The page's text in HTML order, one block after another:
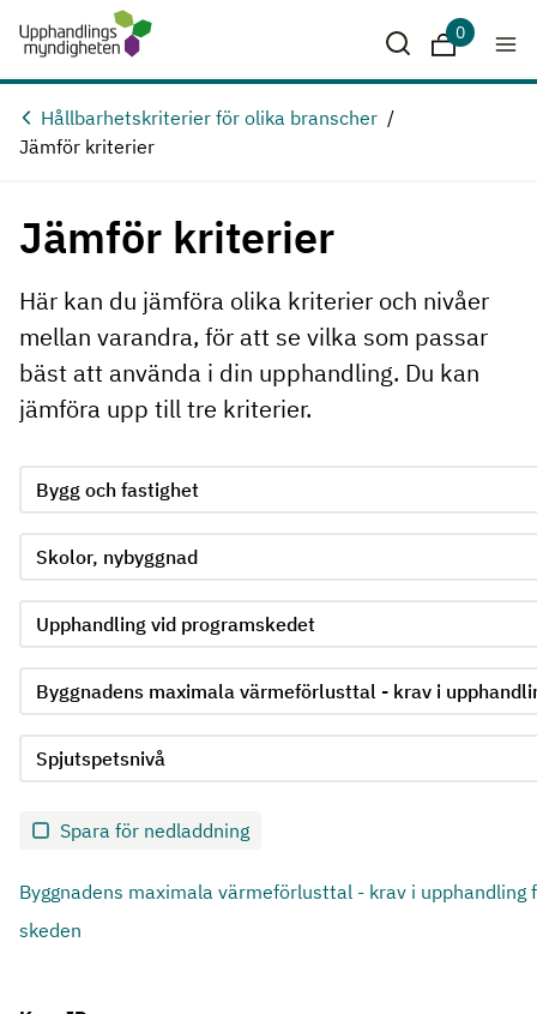
Hoppa till huvudinnehåll
Sparade
0
Hållbarhetskriterier för olika branscher
Jämför kriterier
Jämför kriterier
Här kan du jämföra olika kriterier och nivåer
mellan varandra, för att se vilka som passar
bäst att använda i din upphandling. Du kan
jämföra upp till tre kriterier.
Jämför kriterie 1, formuläret skickas in automatiskt när
Välj område för kriterie 1
Välj produktgrupp för kriterie 1
Välj undergrupp för kriterie 1
Välj krav för kriterie 1
Välj kravnivå för kriterie 1
Spara för nedladdning
Byggnadens maximala värmeförlusttal - krav i upphandling
skeden